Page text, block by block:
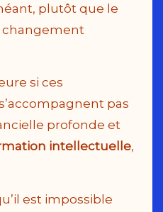
plutôt que le
changement
si ces
pas
profonde et
intellectuelle,
est impossible